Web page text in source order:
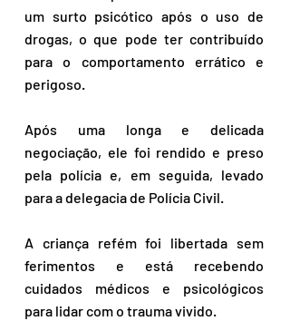
um surto psicótico após o uso de
drogas, o que pode ter contribuído
para o comportamento errático e
perigoso.
Após uma longa e delicada
negociação, ele foi rendido e preso
pela polícia e, em seguida, levado
para a delegacia de Polícia Civil.
A criança refém foi libertada sem
ferimentos e está recebendo
cuidados médicos e psicológicos
para lidar com o trauma vivido.